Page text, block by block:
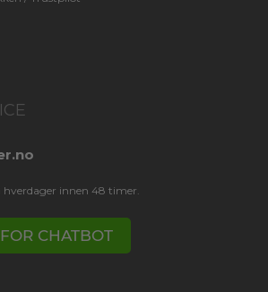
hverdager innen 48 timer.
CHATBOT